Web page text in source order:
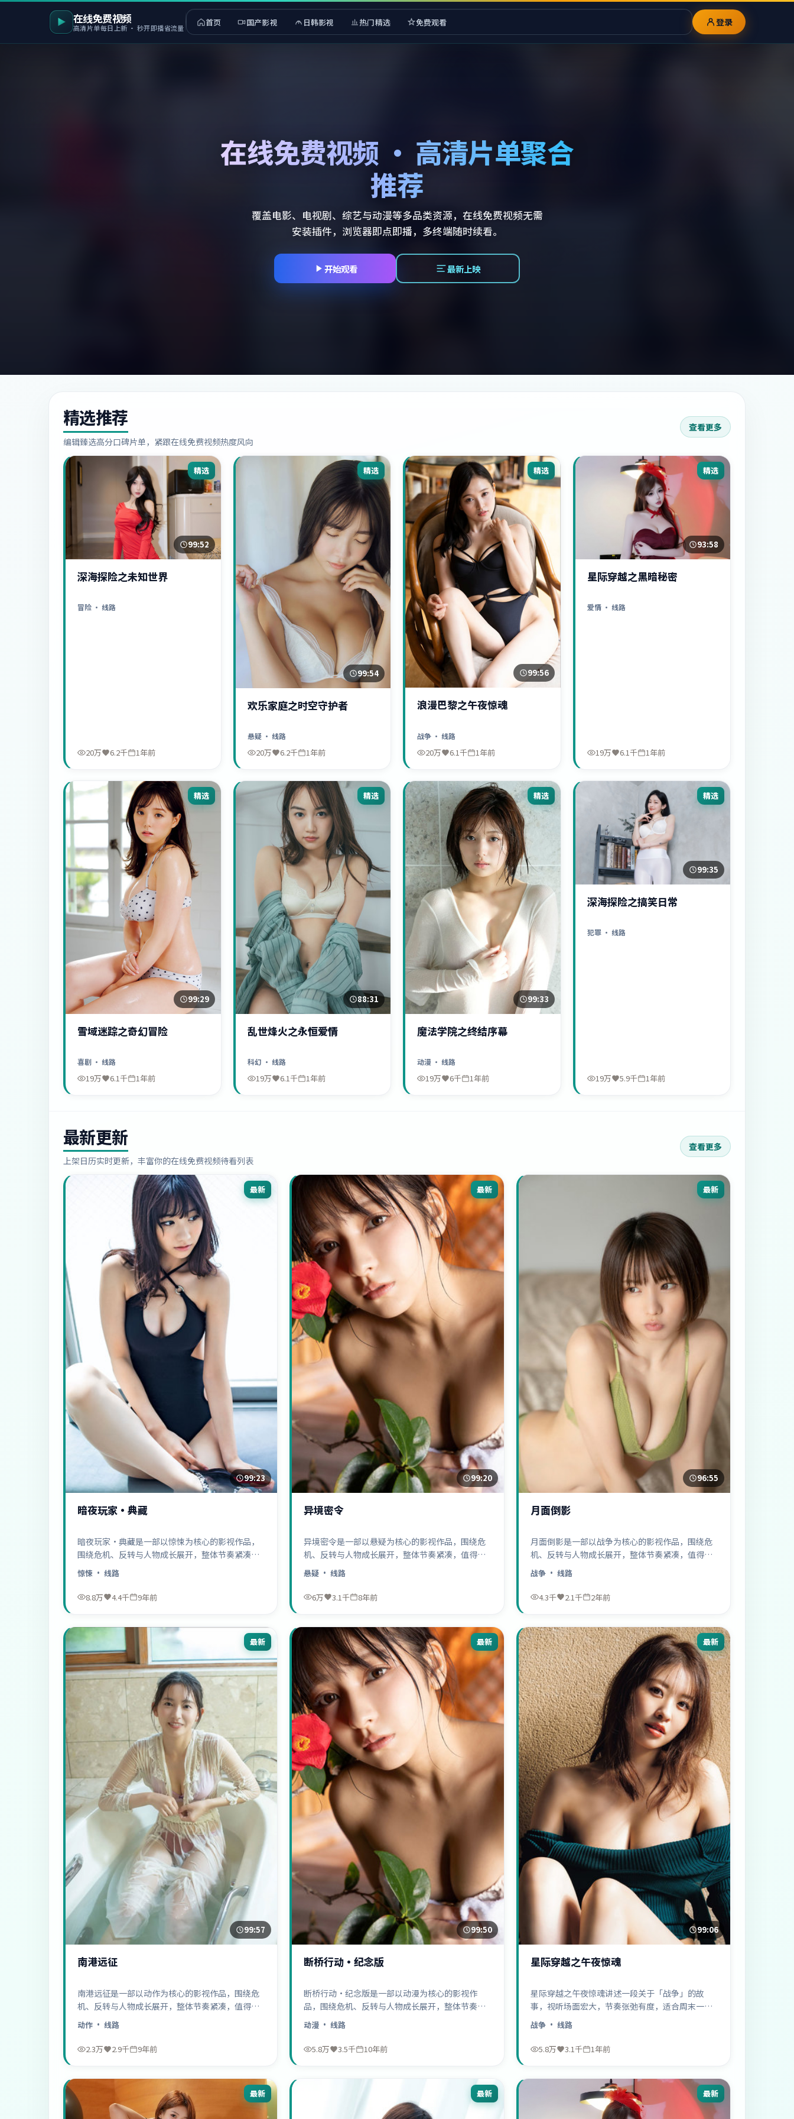
在线免费视频
高清片单每日上新 · 秒开即播省流量 首页 国产影视 日韩影视 热门精选 免费观看 登录
在线免费视频 · 高清片单聚合
推荐
覆盖电影、电视剧、综艺与动漫等多品类资源，在线免费视频无需
安装插件，浏览器即点即播，多终端随时续看。
开始观看 最新上映
精选推荐
编辑臻选高分口碑片单，紧跟在线免费视频热度风向
查看更多
精选
99:52
深海探险之未知世界
冒险 · 线路
20万 6.2千 1年前
精选
99:54
欢乐家庭之时空守护者
悬疑· 线路
20万 6.2千 1年前
精选
99:56
浪漫巴黎之午夜惊魂
战争 · 线路
20万 6.1千 1年前
精选
93:58
星际穿越之黑暗秘密
爱情· 线路
19万 6.1千 1年前
精选
99:29
雪域迷踪之奇幻冒险
喜剧 · 线路
19万 6.1千 1年前
精选
88:31
乱世烽火之永恒爱情
科幻 · 线路
19万 6.1千 1年前
精选
99:33
魔法学院之终结序幕
动漫 · 线路
19万 6千 1年前
精选
99:35
深海探险之搞笑日常
犯罪· 线路
19万 5.9千 1年前
最新更新
上架日历实时更新，丰富你的在线免费视频待看列表
查看更多
最新
99:23
暗夜玩家·典藏
暗夜玩家·典藏是一部以惊悚为核心的影视作品，
围绕危机、反转与人物成长展开，整体节奏紧凑，
值得推荐观看。
惊悚 · 线路
8.8万 4.4千 9年前
最新
99:20
异境密令
异境密令是一部以悬疑为核心的影视作品，围绕危
机、反转与人物成长展开，整体节奏紧凑，值得推
荐观看。
悬疑 · 线路
6万 3.1千 8年前
最新
96:55
月面倒影
月面倒影是一部以战争为核心的影视作品，围绕危
机、反转与人物成长展开，整体节奏紧凑，值得推
荐观看。
战争· 线路
4.3千 2.1千 2年前
最新
99:57
南港远征
南港远征是一部以动作为核心的影视作品，围绕危
机、反转与人物成长展开，整体节奏紧凑，值得推
荐观看。
动作 · 线路
2.3万 2.9千 9年前
最新
99:50
断桥行动·纪念版
断桥行动·纪念版是一部以动漫为核心的影视作
品，围绕危机、反转与人物成长展开，整体节奏紧
凑，值得推荐观看。
动漫 · 线路
5.8万 3.5千 10年前
最新
99:06
星际穿越之午夜惊魂
星际穿越之午夜惊魂讲述一段关于「战争」的故
事，视听场面宏大，节奏张弛有度，适合周末一口
气追完……
战争· 线路
5.8万 3.1千 1年前
最新 最新 最新